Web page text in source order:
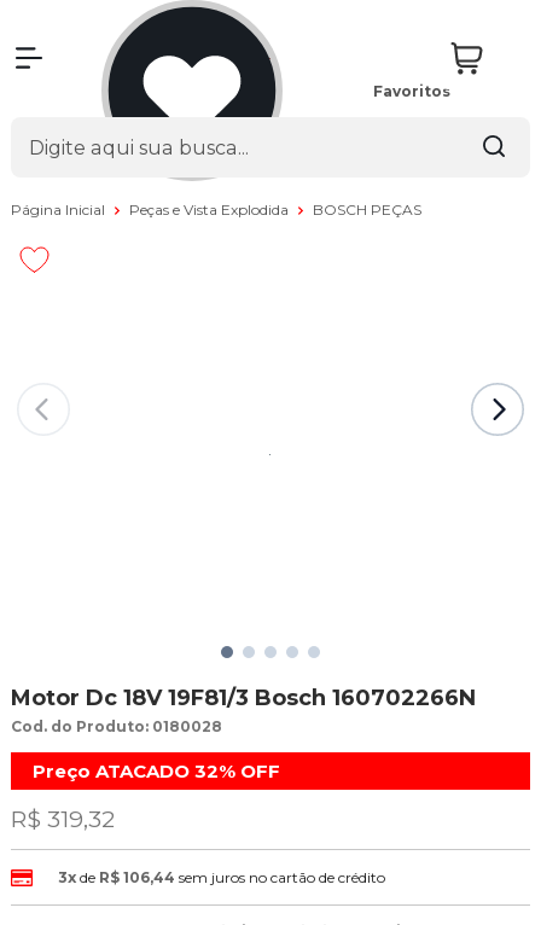
Favoritos
Página Inicial Peças e Vista Explodida BOSCH PEÇAS
Motor Dc 18V 19F81/3 Bosch 160702266N
Cod. do Produto: 0180028
Preço ATACADO 32% OFF
R$ 319,32
3xde R$ 106,44 sem juros no cartão de crédito